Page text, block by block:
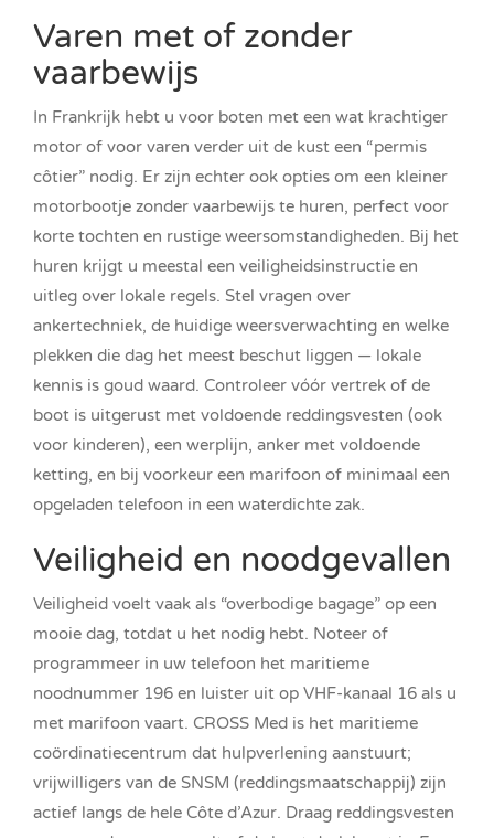
Varen met of zonder
vaarbewijs
In Frankrijk hebt u voor boten met een wat krachtiger
motor of voor varen verder uit de kust een “permis
côtier” nodig. Er zijn echter ook opties om een kleiner
motorbootje zonder vaarbewijs te huren, perfect voor
korte tochten en rustige weersomstandigheden. Bij het
huren krijgt u meestal een veiligheidsinstructie en
uitleg over lokale regels. Stel vragen over
ankertechniek, de huidige weersverwachting en welke
plekken die dag het meest beschut liggen — lokale
kennis is goud waard. Controleer vóór vertrek of de
boot is uitgerust met voldoende reddingsvesten (ook
voor kinderen), een werplijn, anker met voldoende
ketting, en bij voorkeur een marifoon of minimaal een
opgeladen telefoon in een waterdichte zak.
Veiligheid en noodgevallen
Veiligheid voelt vaak als “overbodige bagage” op een
mooie dag, totdat u het nodig hebt. Noteer of
programmeer in uw telefoon het maritieme
noodnummer 196 en luister uit op VHF-kanaal 16 als u
met marifoon vaart. CROSS Med is het maritieme
coördinatiecentrum dat hulpverlening aanstuurt;
vrijwilligers van de SNSM (reddingsmaatschappij) zijn
actief langs de hele Côte d’Azur. Draag reddingsvesten